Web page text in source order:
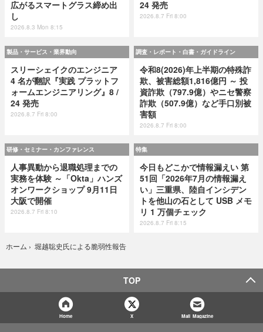
広がるスマートグラス締め出
し
2026.8.3 Mon 8:15
24 発売
2026.8.7 Fri 8:00
製品・サービス・業界動向
スリーシェイクのエンジニア
4 名が翻訳『実践 プラットフ
ォームエンジニアリング』8 /
24 発売
2026.8.7 Fri 8:00
調査・レポート・白書・ガイドライン
令和8(2026)年上半期の特殊詐
欺、被害総額1,816億円 ～ 投
資詐欺（797.9億）やニセ警察
詐欺（507.9億）など手口別被
害額
2026.8.7 Fri 8:00
研修・セミナー・カンファレンス
人事異動から退職処理までの
実務を体験 ～「Okta」ハンズ
オンワークショップ 9月11日
大阪で開催
2026.8.7 Fri 8:10
特集
今日もどこかで情報漏えい 第
51回「2026年7月の情報漏え
い」三重県、陸自インシデン
トを他山の石として USB メモ
リ 1 万個チェック
2026.8.7 Fri 8:15
ホーム › 堀越聡史氏による脆弱性報告
TOP
Home X Mail Magazine